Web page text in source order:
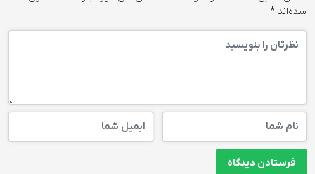
شده‌اند *